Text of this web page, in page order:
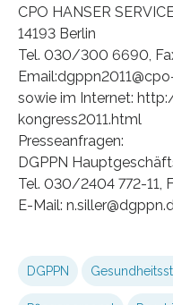
CPO HANSER
14193 Berlin
Tel. 030/300 6690,
sowie im Internet:
kongress2011.html
Presseanfragen:
DGPPN
Tel. 030/2404 772-11,
E-Mail:
DGPPN